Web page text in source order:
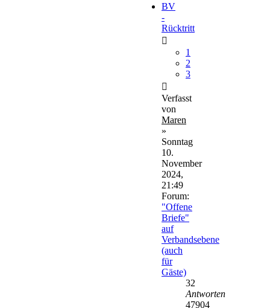
BV
-
Rücktritt
1
2
3
Verfasst
von
Maren
»
Sonntag
10.
November
2024,
21:49
Forum:
"Offene
Briefe"
auf
Verbandsebene
(auch
für
Gäste)
32
Antworten
47904